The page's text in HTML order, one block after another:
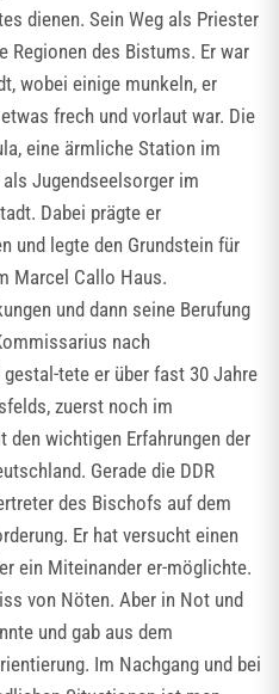
dienen. Sein Weg als Priester
Regionen des Bistums. Er war
wobei einige munkeln, er
frech und vorlaut war. Die
eine ärmliche Station im
Jugendseelsorger im
Dabei prägte er
und legte den Grundstein für
Marcel Callo Haus.
und dann seine Berufung
nach
tete er über fast 30 Jahre
zuerst noch im
wichtigen Erfahrungen der
Gerade die DDR
des Bischofs auf dem
Er hat versucht einen
ein Miteinander er-möglichte.
von Nöten. Aber in Not und
und gab aus dem
Im Nachgang und bei